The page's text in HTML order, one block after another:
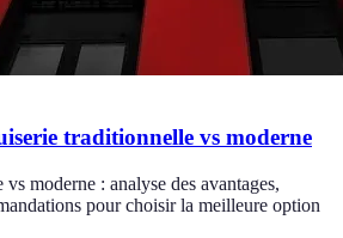
traditionnelle vs moderne
moderne : analyse des avantages,
pour choisir la meilleure option